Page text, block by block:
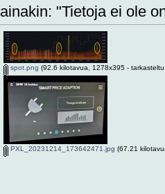
ainakin: "Tietoja ei ole
spot.png (92.6 kilotavua, 1278x395 -
PXL_20231214_173642471.jpg (67.21